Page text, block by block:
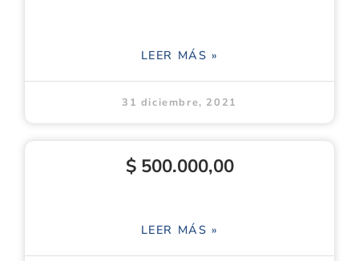
LEER MÁS »
31 diciembre, 2021
$ 500.000,00
LEER MÁS »